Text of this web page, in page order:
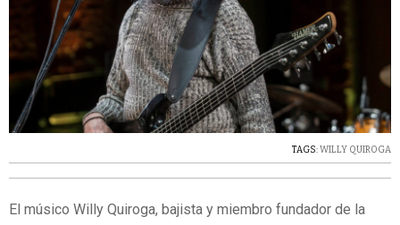
TAGS: WILLY QUIROGA
El músico Willy Quiroga, bajista y miembro fundador de la